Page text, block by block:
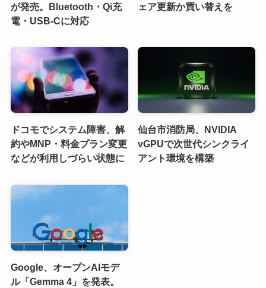
が発売。Bluetooth・Qi充
電・USB-Cに対応
ェア更新か買い替えを
ドコモでシステム障害、解
約やMNP・料金プラン変更
などが利用しづらい状態に
仙台市消防局、NVIDIA
vGPUで次世代シンクライ
アント環境を構築
Google、オープンAIモデ
ル「Gemma 4」を発表。